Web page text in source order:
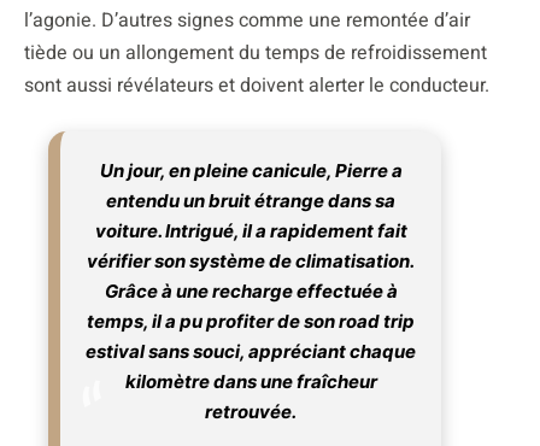
l’agonie. D’autres signes comme une remontée d’air
tiède ou un allongement du temps de refroidissement
sont aussi révélateurs et doivent alerter le conducteur.
Un jour, en pleine canicule, Pierre a
entendu un bruit étrange dans sa
voiture. Intrigué, il a rapidement fait
vérifier son système de climatisation.
Grâce à une recharge effectuée à
temps, il a pu profiter de son road trip
estival sans souci, appréciant chaque
kilomètre dans une fraîcheur
retrouvée.